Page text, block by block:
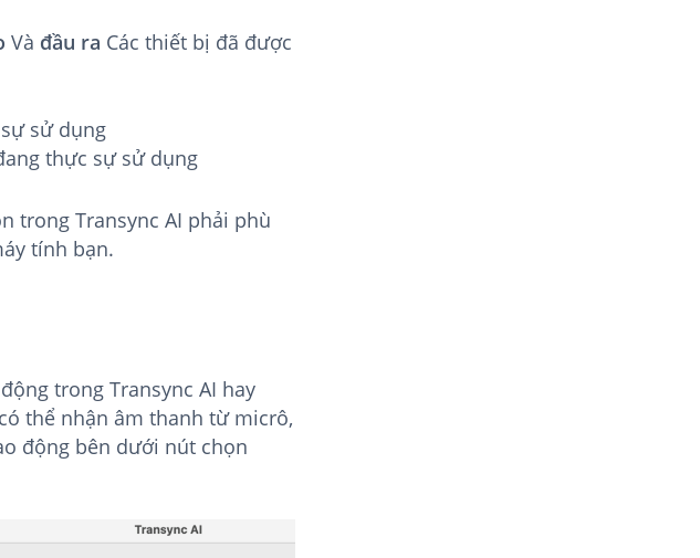
Và đầu ra Các thiết bị đã được
sử dụng
thực sự sử dụng
trong Transync AI phải phù
tính bạn.
trong Transync AI hay
thể nhận âm thanh từ micrô,
động bên dưới nút chọn